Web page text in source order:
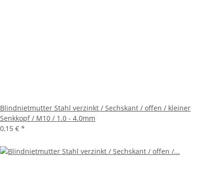
Blindnietmutter Stahl verzinkt / Sechskant / offen / kleiner
Senkkopf / M10 / 1.0 - 4.0mm
0,15 € *